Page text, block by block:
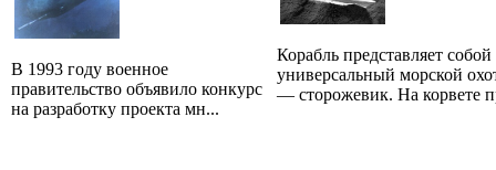
В 1993 году военное
правительство объявило конкурс
на разработку проекта мн...
Корабль представляет собой
универсальный морской
— сторожевик. На корвете